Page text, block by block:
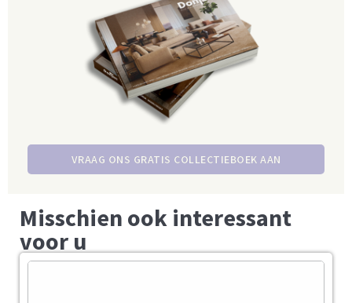
VRAAG ONS GRATIS COLLECTIEBOEK AAN
Misschien ook interessant
voor u